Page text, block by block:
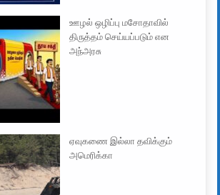
ஊழல் ஒழிப்பு மசோதாவில்
திருத்தம் செய்யப்படும் என
அந்அரசு
ஏவுகணை இல்லா தவிக்கும்
அமெரிக்கா